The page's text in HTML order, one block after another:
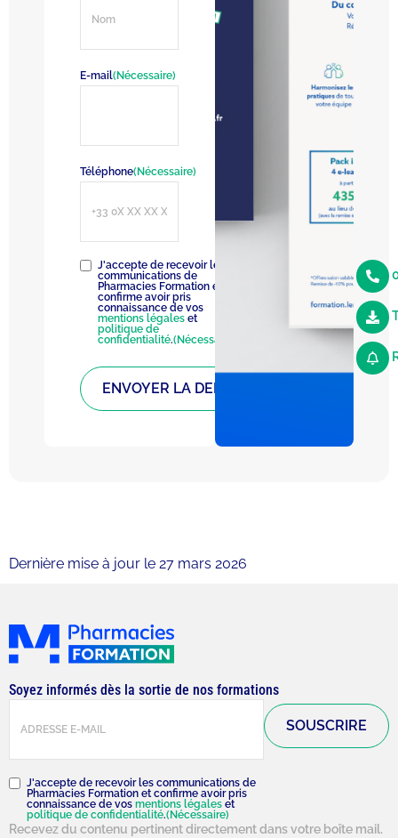
E-mail(Nécessaire)
Téléphone(Nécessaire)
RGPD(Nécessaire)
J'accepte de recevoir les
communications de
Pharmacies Formation et
confirme avoir pris
connaissance de vos
mentions légales et
politique de
confidentialité.(Nécessaire)
Dernière mise à jour le 27 mars 2026
Soyez informés dès la sortie de nos formations
E-
RGPD(Nécessaire)
J'accepte de recevoir les communications de
Pharmacies Formation et confirme avoir pris
connaissance de vos mentions légales et
politique de confidentialité.(Nécessaire)
Recevez du contenu pertinent directement dans votre boîte mail.